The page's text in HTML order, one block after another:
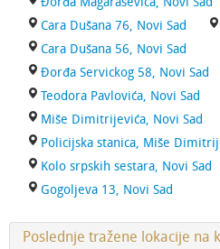
Cara Dušana 76, Novi Sad
Cara Dušana 56, Novi Sad
Đorđa Servickog 58, Novi Sad
Teodora Pavlovića, Novi Sad
Miše Dimitrijevića, Novi Sad
Policijska stanica, Miše
Kolo srpskih sestara, Novi Sad
Gogoljeva 13, Novi Sad
Poslednje tražene lokacije na